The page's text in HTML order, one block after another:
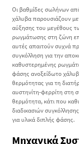
Οι βαθμίδες σωλήνων
χάλυβα παρουσιάζουν
αύξησης του μεγέθους
ρωγμάτωσης στη ζώνη
αυτές απαιτούν συχνά
συγκόλληση για την
καθυστερημένης
φάσης ανοξείδωτο
θερμότητας για τη
αυστηνίτη-φερρίτη στη
θερμότητα, κάτι που
διαδικασιών
για υλικά διπλής φάσης.
Μηχανικά